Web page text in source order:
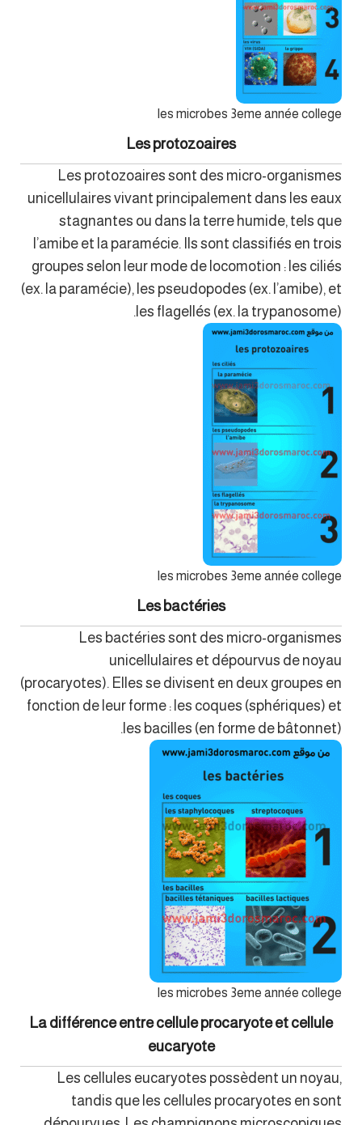
les microbes 3eme année college
Les protozoaires
Les protozoaires sont des micro-organismes
unicellulaires vivant principalement dans les eaux
stagnantes ou dans la terre humide, tels que
l’amibe et la paramécie. Ils sont classifiés en trois
groupes selon leur mode de locomotion : les ciliés
(ex. la paramécie), les pseudopodes (ex. l’amibe), et
les flagellés (ex. la trypanosome).
les microbes 3eme année college
Les bactéries
Les bactéries sont des micro-organismes
unicellulaires et dépourvus de noyau
(procaryotes). Elles se divisent en deux groupes en
fonction de leur forme : les coques (sphériques) et
les bacilles (en forme de bâtonnet).
les microbes 3eme année college
La différence entre cellule procaryote et cellule
eucaryote
Les cellules eucaryotes possèdent un noyau,
tandis que les cellules procaryotes en sont